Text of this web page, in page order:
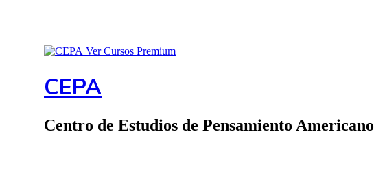
Ver Cursos Premium
CEPA
Centro de Estudios de Pensamiento Americano